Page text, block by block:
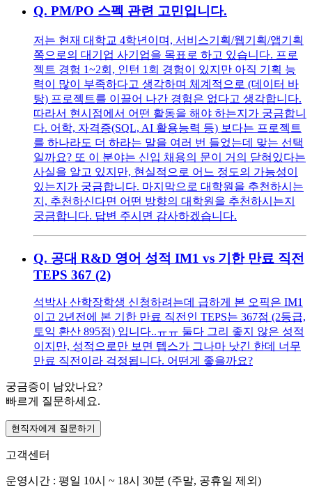
Q. PM/PO 스펙 관련 고민입니다.
저는 현재 대학교 4학년이며, 서비스기획/웹기획/앱기획
쪽으로의 대기업 사기업을 목표로 하고 있습니다. 프로
젝트 경험 1~2회, 인턴 1회 경험이 있지만 아직 기획 능
력이 많이 부족하다고 생각하며 체계적으로 (데이터 바
탕) 프로젝트를 이끌어 나간 경험은 없다고 생각합니다.
따라서 현시점에서 어떤 활동을 해야 하는지가 궁금합니
다. 어학, 자격증(SQL, AI 활용능력 등) 보다는 프로젝트
를 하나라도 더 하라는 말을 여러 번 들었는데 맞는 선택
일까요? 또 이 분야는 신입 채용의 문이 거의 닫혀있다는
사실을 알고 있지만, 현실적으로 어느 정도의 가능성이
있는지가 궁금합니다. 마지막으로 대학원을 추천하시는
지, 추천하신다면 어떤 방향의 대학원을 추천하시는지
궁금합니다. 답변 주시면 감사하겠습니다.
Q. 공대 R&D 영어 성적 IM1 vs 기한 만료 직전
TEPS 367 (2)
석박사 산학장학생 신청하려는데 급하게 본 오픽은 IM1
이고 2년전에 본 기한 만료 직전인 TEPS는 367점 (2등급,
토익 환산 895점) 입니다..ㅠㅠ 둘다 그리 좋지 않은 성적
이지만, 성적으로만 보면 텝스가 그나마 낫긴 한데 너무
만료 직전이라 걱정됩니다. 어떤게 좋을까요?
궁금증이 남았나요?
빠르게 질문하세요.
현직자에게 질문하기
고객센터
운영시간 : 평일 10시 ~ 18시 30분 (주말, 공휴일 제외)